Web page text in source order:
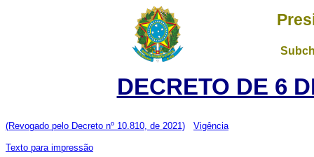
DECRETO DE 6
(Revogado pelo Decreto nº 10.810, de 2021) Vigência
Texto para impressão